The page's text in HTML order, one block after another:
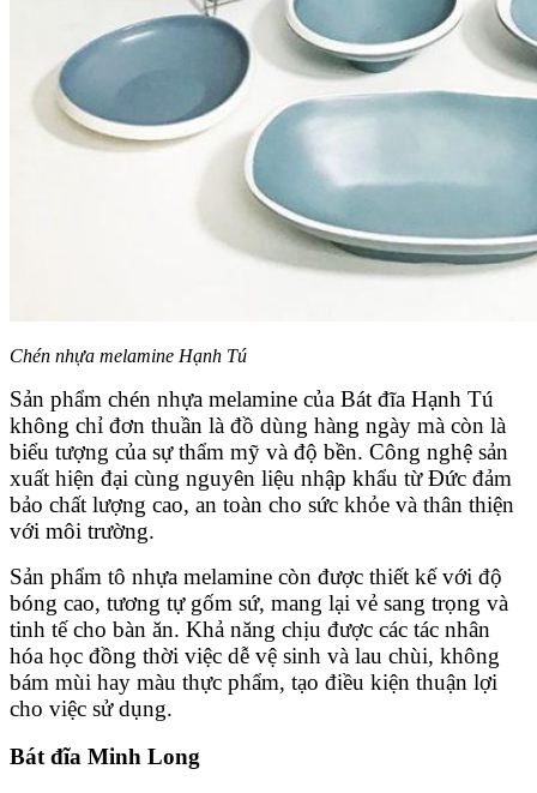
Chén nhựa melamine Hạnh Tú
Sản phẩm chén nhựa melamine của Bát đĩa Hạnh Tú
không chỉ đơn thuần là đồ dùng hàng ngày mà còn là
biểu tượng của sự thẩm mỹ và độ bền. Công nghệ sản
xuất hiện đại cùng nguyên liệu nhập khẩu từ Đức đảm
bảo chất lượng cao, an toàn cho sức khỏe và thân thiện
với môi trường.
Sản phẩm tô nhựa melamine còn được thiết kế với độ
bóng cao, tương tự gốm sứ, mang lại vẻ sang trọng và
tinh tế cho bàn ăn. Khả năng chịu được các tác nhân
hóa học đồng thời việc dễ vệ sinh và lau chùi, không
bám mùi hay màu thực phẩm, tạo điều kiện thuận lợi
cho việc sử dụng.
Bát đĩa Minh Long